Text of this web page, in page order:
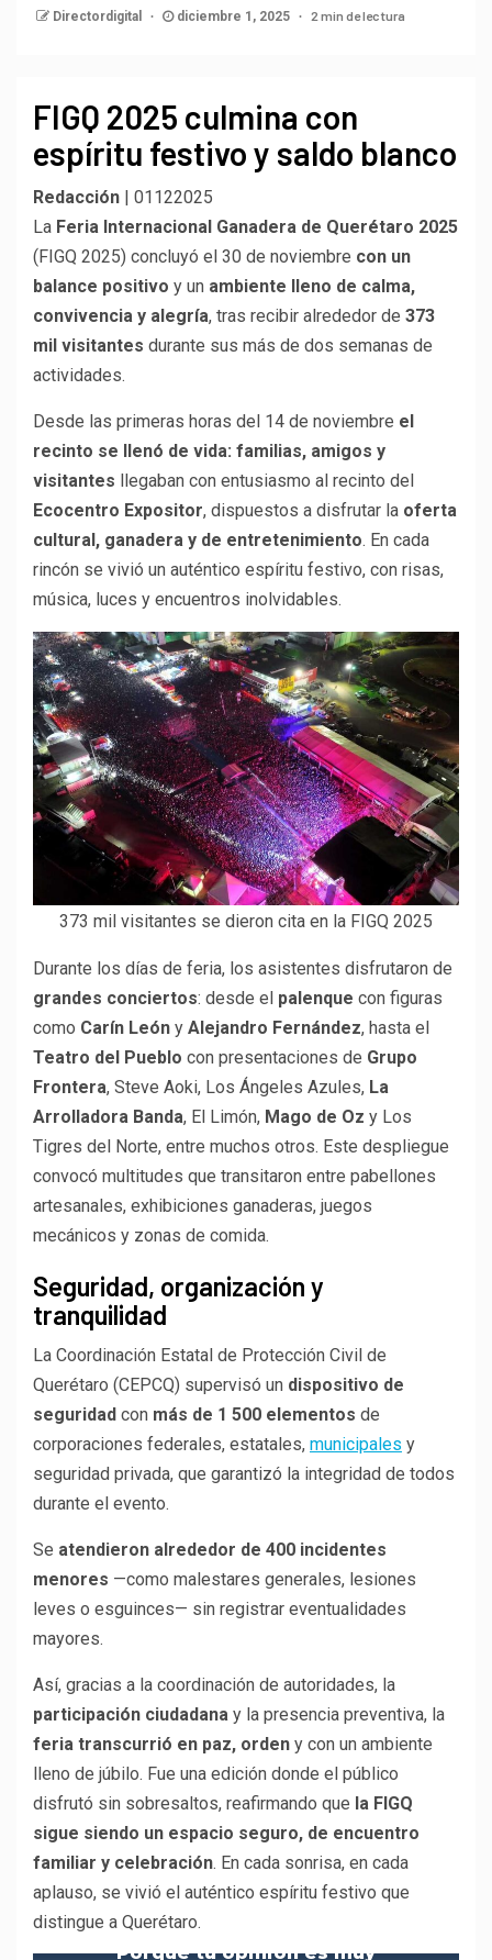
Directordigital diciembre 1, 2025 2 min de lectura
FIGQ 2025 culmina con
espíritu festivo y saldo blanco
Redacción | 01122025
La Feria Internacional Ganadera de Querétaro 2025
(FIGQ 2025) concluyó el 30 de noviembre con un
balance positivo y un ambiente lleno de calma,
convivencia y alegría, tras recibir alrededor de 373
mil visitantes durante sus más de dos semanas de
actividades.
Desde las primeras horas del 14 de noviembre el
recinto se llenó de vida: familias, amigos y
visitantes llegaban con entusiasmo al recinto del
Ecocentro Expositor, dispuestos a disfrutar la oferta
cultural, ganadera y de entretenimiento. En cada
rincón se vivió un auténtico espíritu festivo, con risas,
música, luces y encuentros inolvidables.
373 mil visitantes se dieron cita en la FIGQ 2025
Durante los días de feria, los asistentes disfrutaron de
grandes conciertos: desde el palenque con figuras
como Carín León y Alejandro Fernández, hasta el
Teatro del Pueblo con presentaciones de Grupo
Frontera, Steve Aoki, Los Ángeles Azules, La
Arrolladora Banda, El Limón, Mago de Oz y Los
Tigres del Norte, entre muchos otros. Este despliegue
convocó multitudes que transitaron entre pabellones
artesanales, exhibiciones ganaderas, juegos
mecánicos y zonas de comida.
Seguridad, organización y
tranquilidad
La Coordinación Estatal de Protección Civil de
Querétaro (CEPCQ) supervisó un dispositivo de
seguridad con más de 1 500 elementos de
corporaciones federales, estatales, municipales y
seguridad privada, que garantizó la integridad de todos
durante el evento.
Se atendieron alrededor de 400 incidentes
menores —como malestares generales, lesiones
leves o esguinces— sin registrar eventualidades
mayores.
Así, gracias a la coordinación de autoridades, la
participación ciudadana y la presencia preventiva, la
feria transcurrió en paz, orden y con un ambiente
lleno de júbilo. Fue una edición donde el público
disfrutó sin sobresaltos, reafirmando que la FIGQ
sigue siendo un espacio seguro, de encuentro
familiar y celebración. En cada sonrisa, en cada
aplauso, se vivió el auténtico espíritu festivo que
distingue a Querétaro.
Porque tu opinión es muy